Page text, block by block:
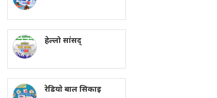
हेल्लो सांसद्
रेडियाे बाल सिकाइ